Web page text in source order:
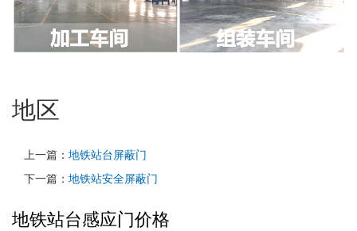
地区
上一篇： 地铁站台屏蔽门
下一篇： 地铁站安全屏蔽门
地铁站台感应门价格